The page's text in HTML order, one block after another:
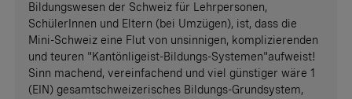
Bildungswesen der Schweiz für Lehrpersonen,
SchülerInnen und Eltern (bei Umzügen), ist, dass die
Mini-Schweiz eine Flut von unsinnigen, komplizierenden
und teuren "Kantönligeist-Bildungs-Systemen"aufweist!
Sinn machend, vereinfachend und viel günstiger wäre 1
(EIN) gesamtschweizerisches Bildungs-Grundsystem,